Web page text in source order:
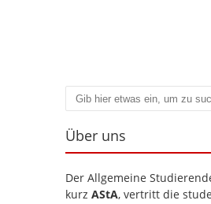
Suchen
Über uns
Der Allgemeine
kurz AStA, vertritt die